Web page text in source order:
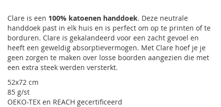
Clare is een 100% katoenen handdoek. Deze neutrale
handdoek past in elk huis en is perfect om op te printen of te
borduren. Clare is gekalandeerd voor een zacht gevoel en
heeft een geweldig absorptievermogen. Met Clare hoef je je
geen zorgen te maken over losse boorden aangezien die met
een extra steek werden versterkt.
52x72 cm
85 g/st
OEKO-TEX en REACH gecertificeerd